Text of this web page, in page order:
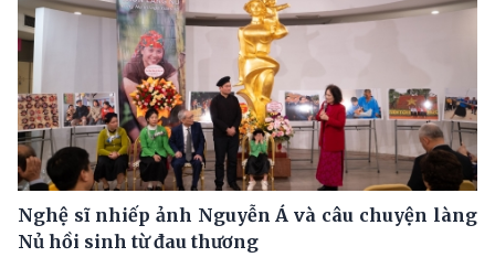
Nghệ sĩ nhiếp ảnh Nguyễn Á và câu chuyện làng
Nủ hồi sinh từ đau thương